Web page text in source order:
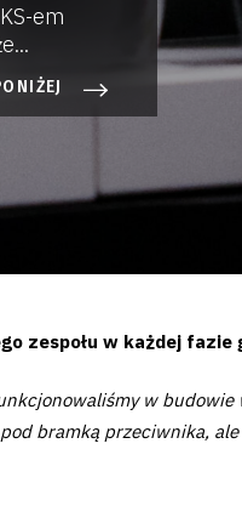
em
zespołu w każdej fazie
w budowie
bramką przeciwnika,